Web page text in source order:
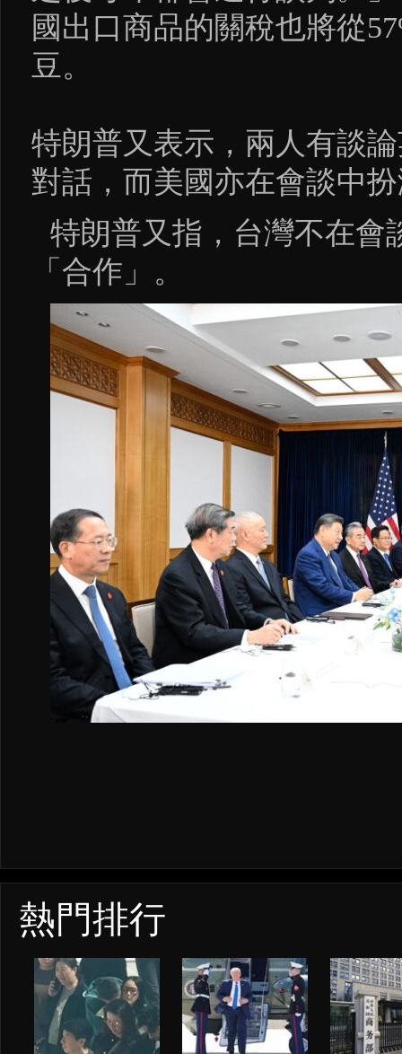
國出口商品的關稅也將從
豆。
特朗普又表示，兩人有談
對話，而美國亦在會談中
特朗普又指，台灣不在會
「合作」。
熱門排行